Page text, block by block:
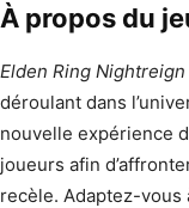
À propos du
Elden Ring Nightreign
déroulant dans
nouvelle expérience
joueurs afin
recèle. Adaptez-vous